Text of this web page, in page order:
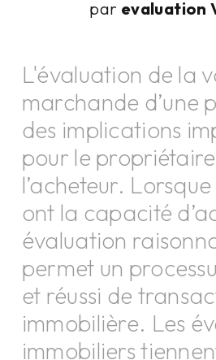
par evaluation
L'évaluation de la
marchande d’une
des implications
pour le
l’acheteur.
ont la capacité
évaluation
permet un
et réussi de
immobilière. Les
immobiliers